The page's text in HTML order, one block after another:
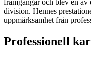
framgångar och blev en av
division. Hennes
uppmärksamhet från
Professionell